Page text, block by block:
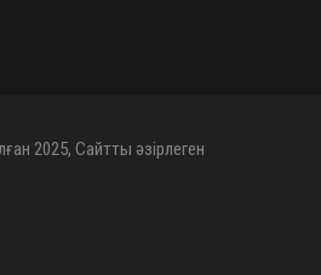
2025, Сайтты әзірлеген